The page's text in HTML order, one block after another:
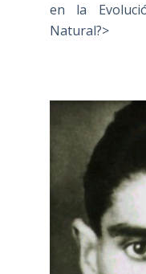
en la
Natural?>